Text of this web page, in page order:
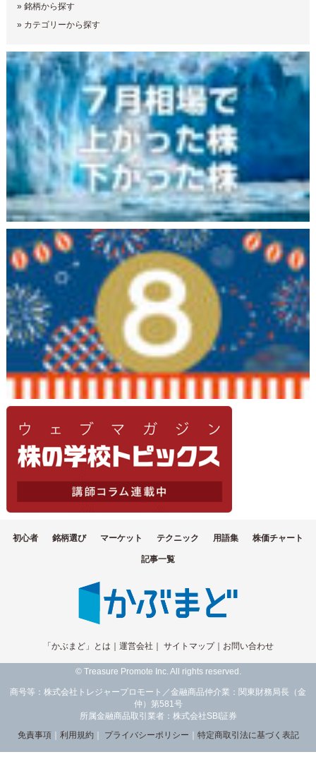
» 銘柄から探す
» カテゴリーから探す
初心者 銘柄選び マーケット テクニック 用語集 株価チャート
記事一覧
「かぶまど」とは 運営会社 サイトマップ｜ お問い合わせ
© Treasure Promote Inc. All rights reserved.
商号等：株式会社トレジャープロモート／金融商品仲介業：関東財務局長（金
仲）第581号
所属金融商品取引業者：株式会社SBI証券
免責事項｜ 利用規約 プライバシーポリシー 特定商取引法に基づく表記